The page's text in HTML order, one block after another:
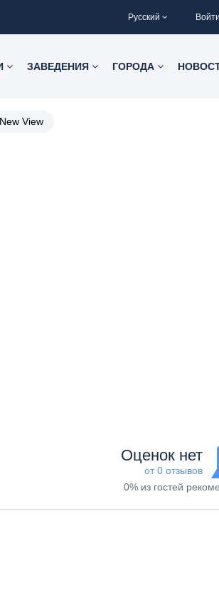
Русский Войти
ЗАВЕДЕНИЯ ГОРОДА
View
Оценок нет
от 0 отзывов
0% из гостей